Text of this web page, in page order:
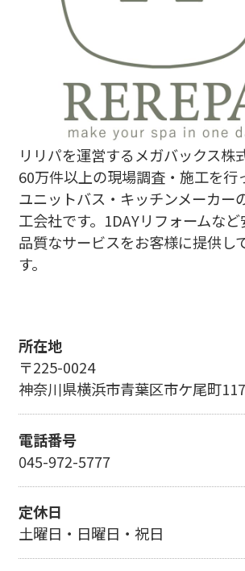
リリパを運営するメガバックス株
60万件以上の現場調査・施工を行
ユニットバス・キッチンメーカー
工会社です。1DAYリフォームな
品質なサービスをお客様に提供し
す。
所在地
〒225-0024
神奈川県横浜市青葉区市ケ尾町
電話番号
045-972-5777
定休日
土曜日・日曜日・祝日